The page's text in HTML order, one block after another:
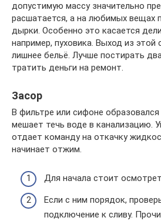
допустимую массу значительно
расшатается, а на любимых вещах
дырки. Особенно это касается
например, пуховика. Выход из этой
лишнее бельё. Лучше постирать
тратить деньги на ремонт.
Засор
В фильтре или сифоне
мешает течь воде в канализацию.
отдает команду на откачку
начинает отжим.
Для начала стоит
Если с ним порядок,
подключение к сливу.